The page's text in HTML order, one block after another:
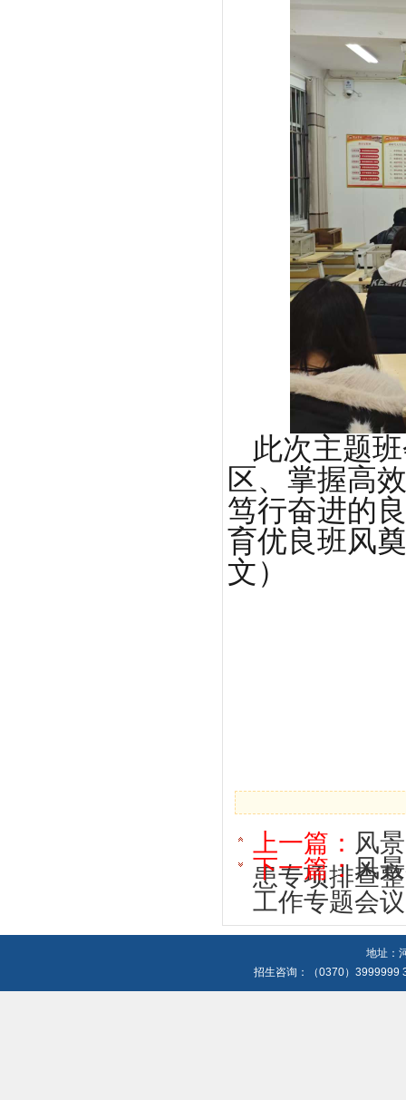
此次主题
区、掌握高
笃行奋进的
育优良班风
文）
上一篇： 风
患专项排查
下一篇：风
工作专题会议
地址：
招生咨询：（0370）